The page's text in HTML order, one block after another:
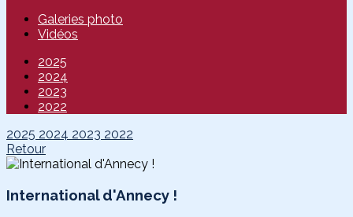
Galeries photo
Vidéos
2025
2024
2023
2022
2025 2024 2023 2022
Retour
International d'Annecy !